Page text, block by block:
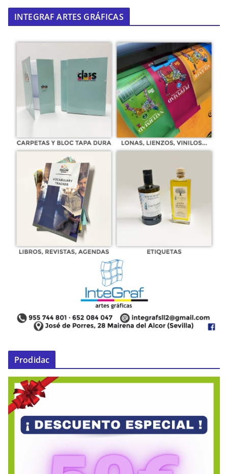
INTEGRAF ARTES GRÁFICAS
Prodidac